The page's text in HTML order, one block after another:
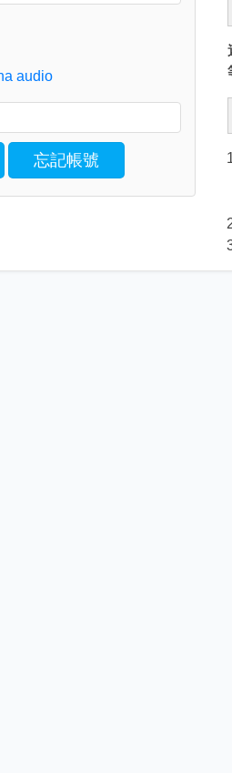
audio
忘記帳號